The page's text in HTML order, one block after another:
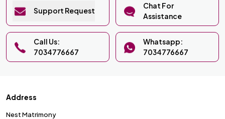
Support Request
Chat For
Assistance
Call Us:
7034776667
Whatsapp:
7034776667
Address
Nest Matrimony